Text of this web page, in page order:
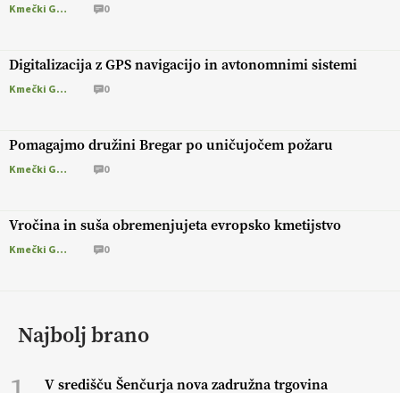
Kmečki Glas 0
Digitalizacija z GPS navigacijo in avtonomnimi sistemi
Kmečki Glas 0
Pomagajmo družini Bregar po uničujočem požaru
Kmečki Glas 0
Vročina in suša obremenjujeta evropsko kmetijstvo
Kmečki Glas 0
Najbolj brano
V središču Šenčurja nova zadružna trgovina